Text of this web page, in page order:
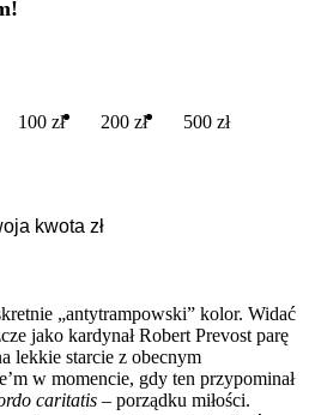
100 zł 200 zł 500 zł
„antytrampowski” kolor. Widać
jako kardynał Robert Prevost parę
lekkie starcie z obecnym
w momencie, gdy ten przypominał
caritatis – porządku miłości.